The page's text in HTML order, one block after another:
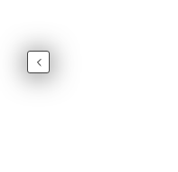
Previous